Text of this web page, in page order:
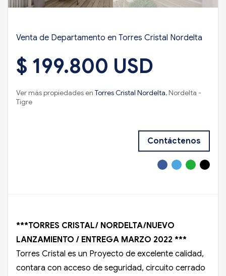
Venta de Departamento en Torres Cristal Nordelta
$ 199.800 USD
Ver más propiedades en Torres Cristal Nordelta, Nordelta -
Tigre
Contáctenos
***TORRES CRISTAL/ NORDELTA/NUEVO
LANZAMIENTO / ENTREGA MARZO 2022 ***
Torres Cristal es un Proyecto de excelente calidad,
contara con acceso de seguridad, circuito cerrado